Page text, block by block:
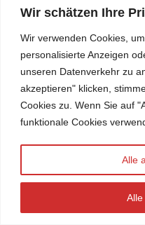
Wir schätzen Ihre
Wir verwenden Cookies,
personalisierte Anzeigen
unseren Datenverkehr zu
akzeptieren" klicken,
Cookies zu. Wenn Sie auf
funktionale Cookies
Alle
75 Jahre Ökumenischer Rat
75 Jahre Ökumenischer
der Beziehungen
08.09.2022
für die 11.